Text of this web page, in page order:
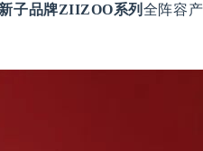
子品牌ZIIZOO系列 全阵容